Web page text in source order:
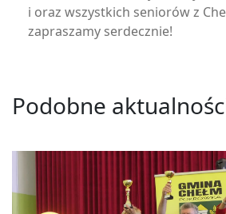
i oraz wszystkich seniorów z
zapraszamy serdecznie!
Podobne